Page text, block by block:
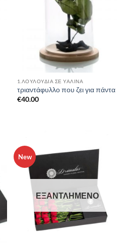
1.ΛΟΥΛΟΎΔΙΑ ΣΈ ΥΆΛΙΝΑ
τριαντάφυλλο που ζει για πάντα
€40.00
New
ΕΞΑΝΤΛΗΜΈΝΟ